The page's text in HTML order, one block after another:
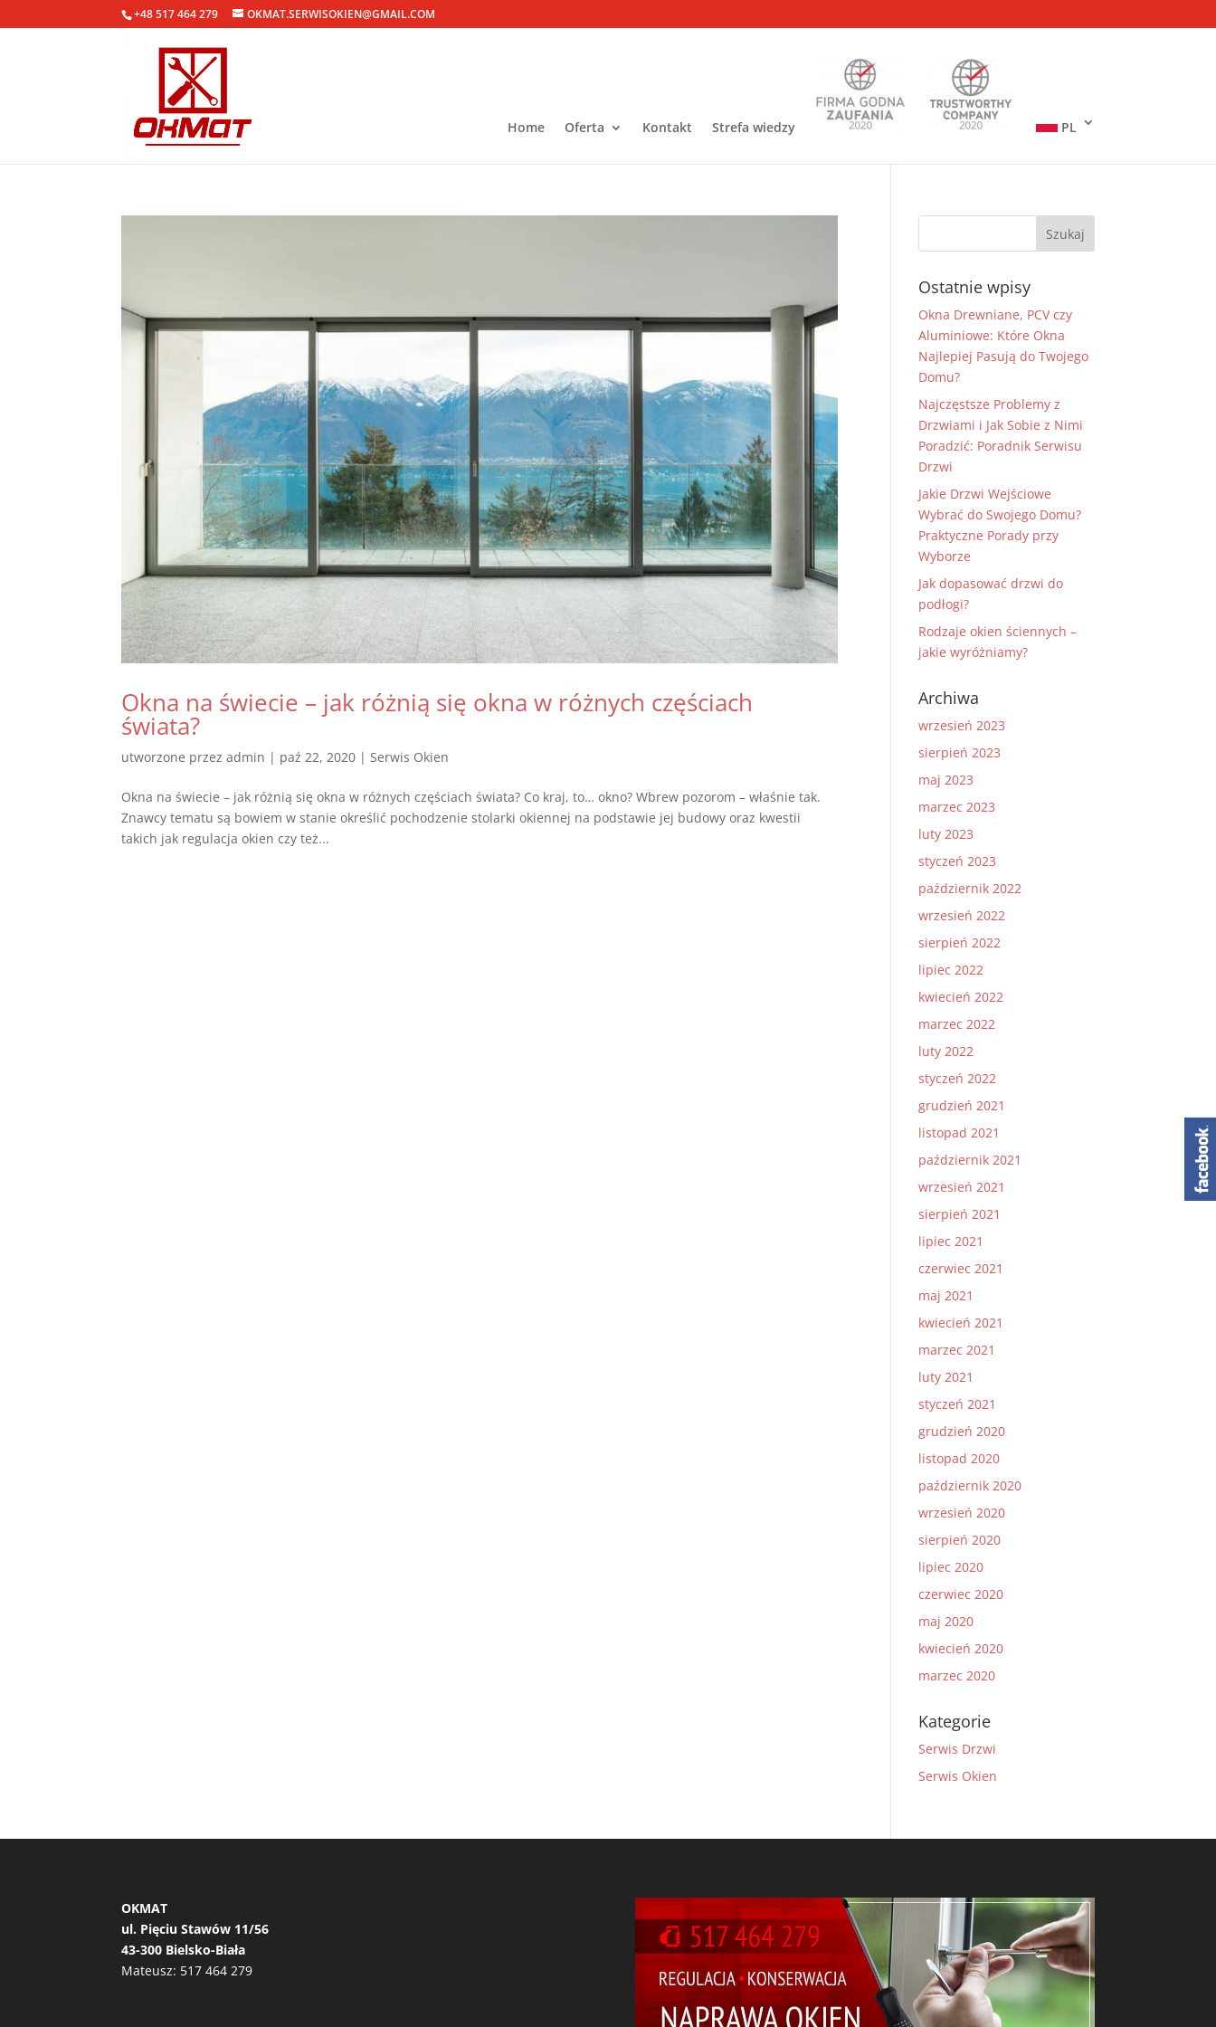
+48 517 464 279 OKMAT.SERWISOKIEN@GMAIL.COM
Home Oferta Kontakt Strefa wiedzy PL
Okna na świecie – jak różnią się okna w różnych częściach
świata?
utworzone przezadmin | paź 22, 2020 | Serwis Okien
Okna na świecie – jak różnią się okna w różnych częściach świata? Co kraj, to… okno? Wbrew pozorom – właśnie tak.
Znawcy tematu są bowiem w stanie określić pochodzenie stolarki okiennej na podstawie jej budowy oraz kwestii
takich jak regulacja okien czy też...
Ostatnie wpisy
Okna Drewniane, PCV czy
Aluminiowe: Które Okna
Najlepiej Pasują do Twojego
Domu?
Najczęstsze Problemy z
Drzwiami i Jak Sobie z Nimi
Poradzić: Poradnik Serwisu
Drzwi
Jakie Drzwi Wejściowe
Wybrać do Swojego Domu?
Praktyczne Porady przy
Wyborze
Jak dopasować drzwi do
podłogi?
Rodzaje okien ściennych –
jakie wyróżniamy?
Archiwa
wrzesień 2023
sierpień 2023
maj 2023
marzec 2023
luty 2023
styczeń 2023
październik 2022
wrzesień 2022
sierpień 2022
lipiec 2022
kwiecień 2022
marzec 2022
luty 2022
styczeń 2022
grudzień 2021
listopad 2021
październik 2021
wrzesień 2021
sierpień 2021
lipiec 2021
czerwiec 2021
maj 2021
kwiecień 2021
marzec 2021
luty 2021
styczeń 2021
grudzień 2020
listopad 2020
październik 2020
wrzesień 2020
sierpień 2020
lipiec 2020
czerwiec 2020
maj 2020
kwiecień 2020
marzec 2020
Kategorie
Serwis Drzwi
Serwis Okien
OKMAT
ul. Pięciu Stawów 11/56
43-300 Bielsko-Biała
Mateusz: 517 464 279